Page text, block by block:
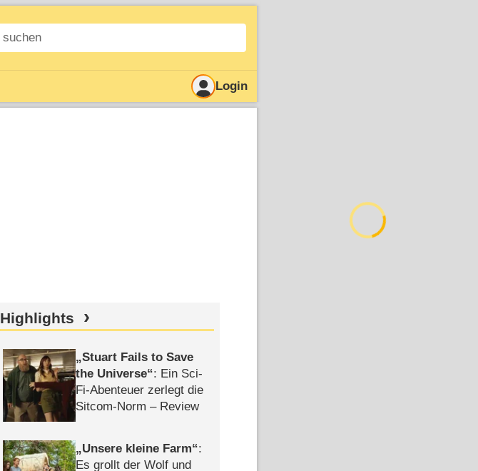
Login
Highlights
Stuart Fails to Save
the Universe : Ein Sci-
Fi-Abenteuer zerlegt die
Sitcom-Norm – Review
Unsere kleine Farm :
Es grollt der Wolf und